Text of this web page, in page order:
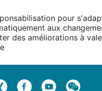
pour
aux
des améliorations à